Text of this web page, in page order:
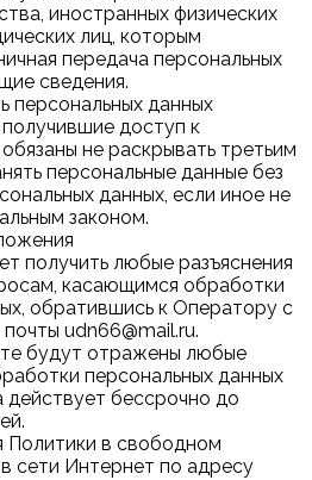
иностранных физических
лиц, которым
передача персональных
сведения.
персональных данных
доступ к
не раскрывать третьим
персональные данные без
данных, если иное не
законом.
получить любые разъяснения
касающимся обработки
обратившись к Оператору с
udn66@mail.ru.
будут отражены любые
персональных данных
бессрочно до
Политики в свободном
сети Интернет по адресу